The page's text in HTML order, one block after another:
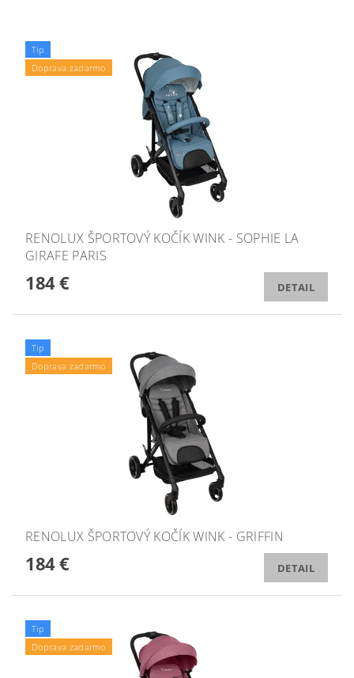
Tip
Doprava zadarmo
RENOLUX ŠPORTOVÝ KOČÍK WINK - SOPHIE LA
GIRAFE PARIS
184 € DETAIL
Tip
Doprava zadarmo
RENOLUX ŠPORTOVÝ KOČÍK WINK - GRIFFIN
184 € DETAIL
Tip
Doprava zadarmo